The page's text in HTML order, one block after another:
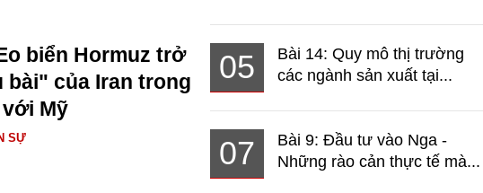
biển Hormuz trở
bài" của Iran trong
Mỹ
SỰ
05
Bài 14: Quy mô thị trường
các ngành sản xuất tại...
07
Bài 9: Đầu tư vào Nga -
Những rào cản thực tế mà...